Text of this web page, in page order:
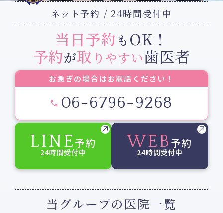
ネット予約 / 24時間受付中
当日予約 も OK！
予約が取 りやすい歯医者
お急ぎの場合はお電話ください！
06-6796-9268
LINE予約
24時間受付中
WEB 予約
24時間受付中
当グループの医院一覧